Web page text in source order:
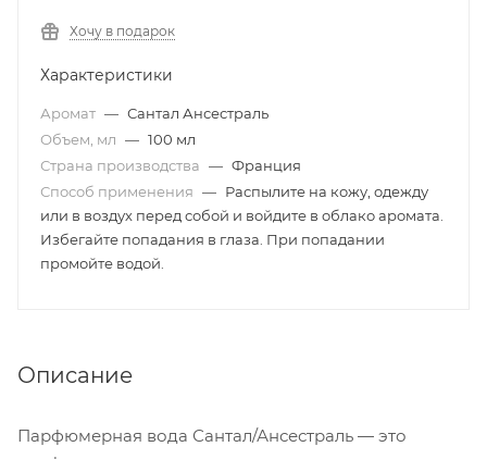
Хочу в подарок
Характеристики
Аромат — Сантал Ансестраль
Объем, мл — 100 мл
Страна производства — Франция
Способ применения — Распылите на кожу, одежду
или в воздух перед собой и войдите в облако аромата.
Избегайте попадания в глаза. При попадании
промойте водой.
Описание
Парфюмерная вода Сантал/Ансестраль — это